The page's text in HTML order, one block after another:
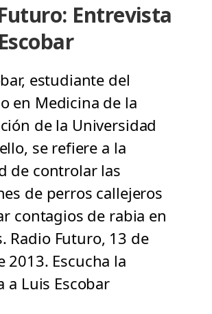
Entrevista
estudiante del
en Medicina de la
de la Universidad
se refiere a la
de controlar las
de perros callejeros
contagios de rabia en
Radio Futuro, 13 de
2013. Escucha la
a Luis Escobar